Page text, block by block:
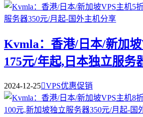
Kvmla：香港/日本/新加
175元/年起,日本独立服务
2024-12-25VPS优惠促销